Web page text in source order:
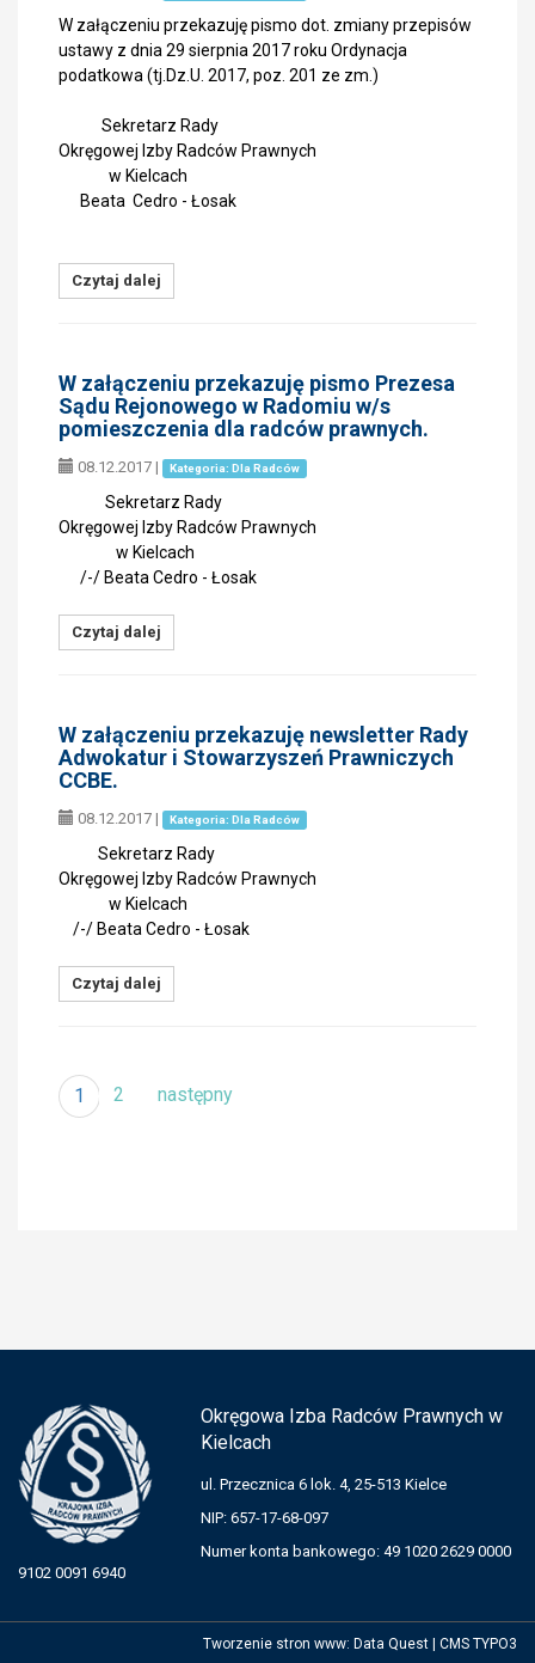
W załączeniu przekazuję pismo dot. zmiany przepisów
ustawy z dnia 29 sierpnia 2017 roku Ordynacja
podatkowa (tj.Dz.U. 2017, poz. 201 ze zm.)
Sekretarz Rady
Okręgowej Izby Radców Prawnych
w Kielcach
Beata Cedro - Łosak
Czytaj dalej
W załączeniu przekazuję pismo Prezesa
Sądu Rejonowego w Radomiu w/s
pomieszczenia dla radców prawnych.
08.12.2017 | Kategoria: Dla Radców
Sekretarz Rady
Okręgowej Izby Radców Prawnych
w Kielcach
/-/ Beata Cedro - Łosak
Czytaj dalej
W załączeniu przekazuję newsletter Rady
Adwokatur i Stowarzyszeń Prawniczych
CCBE.
08.12.2017 | Kategoria: Dla Radców
Sekretarz Rady
Okręgowej Izby Radców Prawnych
w Kielcach
/-/ Beata Cedro - Łosak
Czytaj dalej
1 2 następny
Okręgowa Izba Radców Prawnych w
Kielcach
ul. Przecznica 6 lok. 4, 25-513 Kielce
NIP: 657-17-68-097
Numer konta bankowego: 49 1020 2629 0000
9102 0091 6940
Tworzenie stron www: Data Quest CMS TYPO3